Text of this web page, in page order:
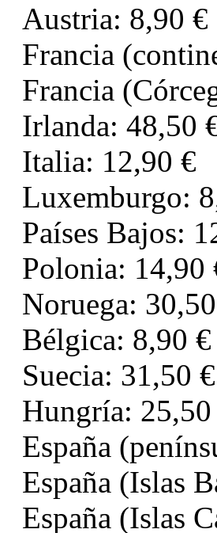
Austria: 8,90 €
Francia
Francia
Irlanda: 48,50
Italia: 12,90 €
Luxemburgo:
Países Bajos:
Polonia: 14,90
Noruega:
Bélgica: 8,90 €
Suecia: 31,50 €
Hungría:
España
España (Islas
España (Islas